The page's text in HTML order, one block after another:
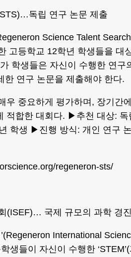
독립 연구 논문 제출
Science Talent
고등학교 12학년 학생들을 대
학생들은 자신이 수행한 연구
한 연구 논문을 제출해야 한다.
우 중요하게 평가하며, 장기간
적합한 대회다. ▶추천 대상: 독
학생 ▶진행 방식: 개인 연구
regeneron-sts/
(ISEF)… 국제 규모의 과학 경
International
생들이 자신이 수행한 ‘STEM’(